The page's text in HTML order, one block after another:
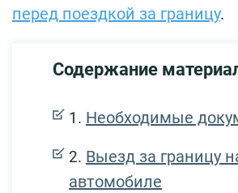
перед поездкой за границу.
Содержание
Необходимые
Выезд за границу
автомобиле